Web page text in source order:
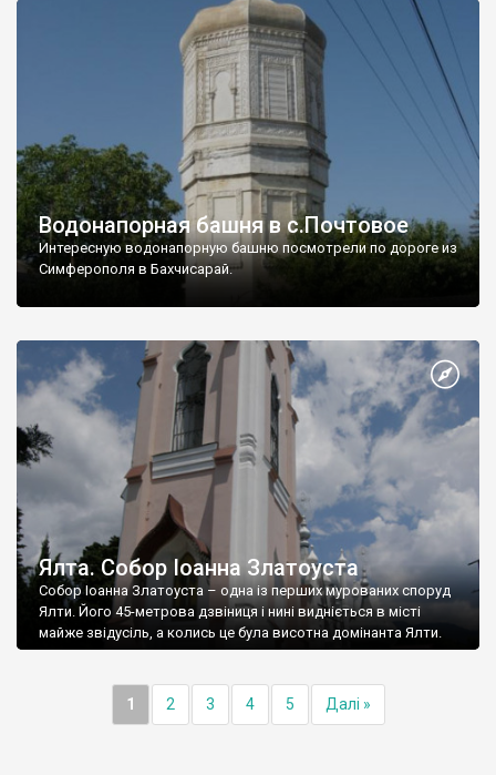
Водонапорная башня в с.Почтовое
Интересную водонапорную башню посмотрели по дороге из
Симферополя в Бахчисарай.
Ялта. Собор Іоанна Златоуста
Собор Іоанна Златоуста – одна із перших мурованих споруд
Ялти. Його 45-метрова дзвіниця і нині видніється в місті
майже звідусіль, а колись це була висотна домінанта Ялти.
1 2 3 4 5 Далі »